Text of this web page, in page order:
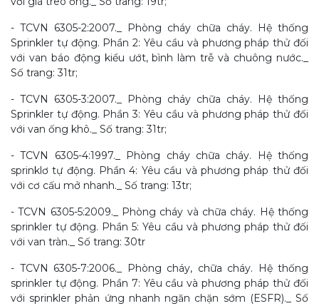
- TCVN 6305-2:2007._ Phòng cháy chữa cháy. Hệ thống
Sprinkler tự động. Phần 2: Yêu cầu và phương pháp thử đối
với van báo động kiểu ướt, bình làm trễ và chuông nước._
Số trang: 31tr;
- TCVN 6305-3:2007._ Phòng cháy chữa cháy. Hệ thống
Sprinkler tự động. Phần 3: Yêu cầu và phương pháp thử đối
với van ống khô._ Số trang: 31tr;
- TCVN 6305-4:1997._ Phòng cháy chữa cháy. Hệ thống
sprinklơ tự động. Phần 4: Yêu cầu và phương pháp thử đối
với cơ cấu mở nhanh._ Số trang: 13tr;
- TCVN 6305-5:2009._ Phòng cháy và chữa cháy. Hệ thống
sprinkler tự động. Phần 5: Yêu cầu và phương pháp thử đối
với van tràn._ Số trang: 30tr
- TCVN 6305-7:2006._ Phòng cháy, chữa cháy. Hệ thống
sprinkler tự động. Phần 7: Yêu cầu và phương pháp thử đối
với sprinkler phản ứng nhanh ngăn chặn sớm (ESFR)._ Số